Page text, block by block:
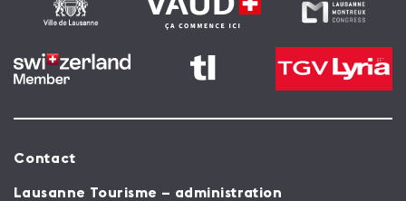
Contact
Lausanne Tourisme – administration